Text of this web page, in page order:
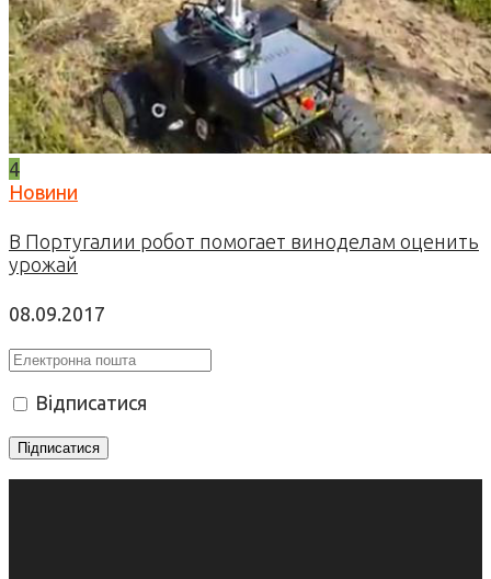
4
Новини
В Португалии робот помогает виноделам оценить
урожай
08.09.2017
Відписатися